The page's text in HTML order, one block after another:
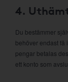
4.
Du bestämmer
behöver endast få
pengar betalas
ett konto som